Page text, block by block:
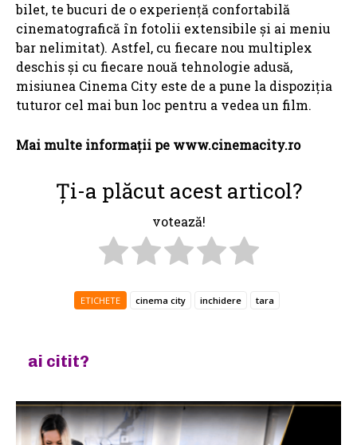
bilet, te bucuri de o experiență confortabilă
cinematografică în fotolii extensibile și ai meniu
bar nelimitat). Astfel, cu fiecare nou multiplex
deschis și cu fiecare nouă tehnologie adusă,
misiunea Cinema City este de a pune la dispoziția
tuturor cel mai bun loc pentru a vedea un film.
Mai multe informaţii pe www.cinemacity.ro
Ți-a plăcut acest articol?
votează!
ETICHETE cinema city inchidere tara
ai citit?